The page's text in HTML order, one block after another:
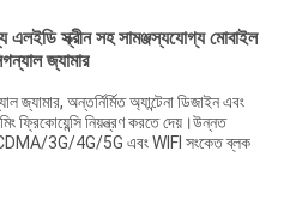
স্ক্রীন সহ সামঞ্জস্যযোগ্য মোবাইল
জ্যামার
অন্তর্নির্মিত অ্যান্টেনা ডিজাইন এবং
ফ্রিকোয়েন্সি নিয়ন্ত্রণ করতে দেয়।উন্নত
3G/4G/5G এবং WIFI সংকেত ব্লক